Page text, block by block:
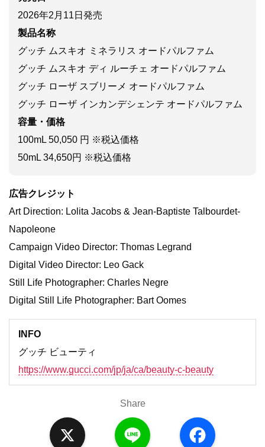
2026年2月11日発売
製品名称
グッチ ムスキオ ミネラリス オードパルファム
グッチ ムスキオ ディ ルーチェ オードパルファム
グッチ ローザ スブリーメ オードパルファム
グッチ ローザ インカンデシェンテ オードパルファム
容量・価格
100mL 50,050 円 ※税込価格
50mL 34,650円 ※税込価格
広告クレジット
Art Direction: Lolita Jacobs & Jean-Baptiste Talbourdet-
Napoleone
Campaign Video Director: Thomas Legrand
Digital Video Director: Leo Gack
Still Life Photographer: Charles Negre
Digital Still Life Photographer: Bart Oomes
INFO
グッチ ビューティ
https://www.gucci.com/jp/ja/ca/beauty-c-beauty
Share
a
c